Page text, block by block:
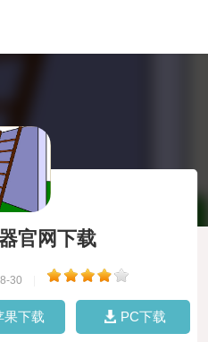
官网下载
30
果下载 PC下载